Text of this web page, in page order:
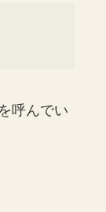
呼んでい